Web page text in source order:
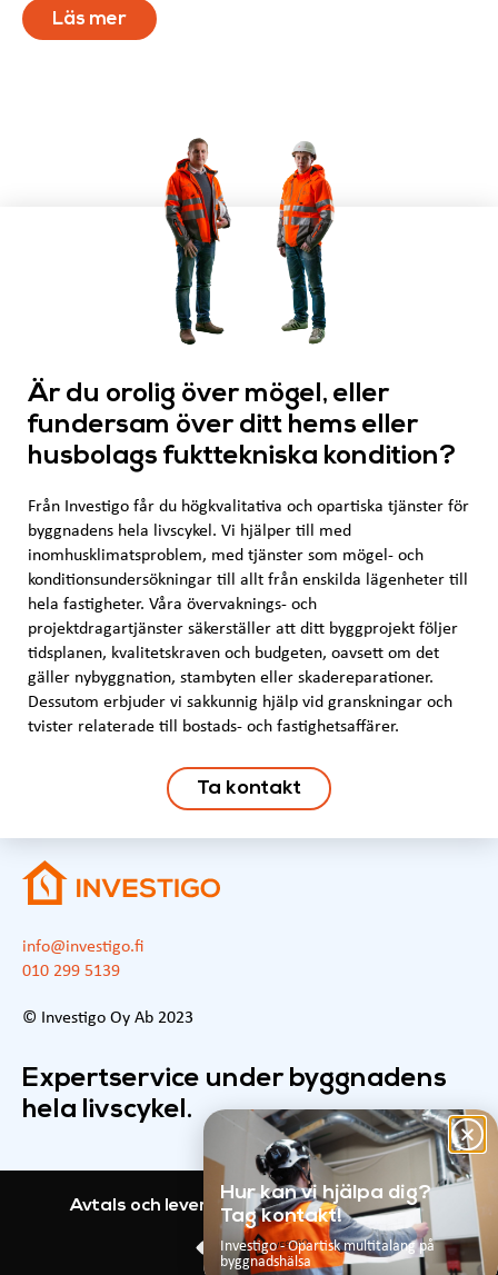
Läs mer
Är du orolig över mögel, eller
fundersam över ditt hems eller
husbolags fukttekniska kondition?
Från Investigo får du högkvalitativa och opartiska tjänster för
byggnadens hela livscykel. Vi hjälper till med
inomhusklimatsproblem, med tjänster som mögel- och
konditionsundersökningar till allt från enskilda lägenheter till
hela fastigheter. Våra övervaknings- och
projektdragartjänster säkerställer att ditt byggprojekt följer
tidsplanen, kvalitetskraven och budgeten, oavsett om det
gäller nybyggnation, stambyten eller skadereparationer.
Dessutom erbjuder vi sakkunnig hjälp vid granskningar och
tvister relaterade till bostads- och fastighetsaffärer.
Ta kontakt
info@investigo.fi
010 299 5139
© Investigo Oy Ab 2023
Expertservice under byggnadens
hela livscykel.
Avtals och leveransvillkorInvestigo GDPR
Hur kan vi hjälpa dig?
Tag kontakt!
Investigo - Opartisk multitalang på
byggnadshälsa